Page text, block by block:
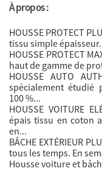
À propos :
HOUSSE PROTECT
tissu simple
HOUSSE PROTECT
haut de gamme de
HOUSSE AUTO
spécialement étudié
100 %...
HOUSSE VOITURE
épais tissu en coton
en...
BÂCHE EXTÉRIEUR
tous les temps. En
Housse voiture et